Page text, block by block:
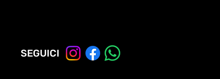
SEGUICI